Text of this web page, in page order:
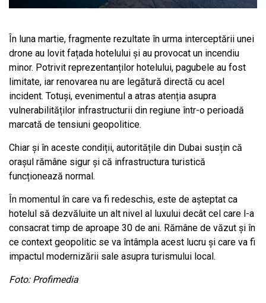
În luna martie, fragmente rezultate în urma interceptării unei
drone au lovit fațada hotelului și au provocat un incendiu
minor. Potrivit reprezentanților hotelului, pagubele au fost
limitate, iar renovarea nu are legătură directă cu acel
incident. Totuși, evenimentul a atras atenția asupra
vulnerabilităților infrastructurii din regiune într-o perioadă
marcată de tensiuni geopolitice.
Chiar și în aceste condiții, autoritățile din Dubai susțin că
orașul rămâne sigur și că infrastructura turistică
funcționează normal.
În momentul în care va fi redeschis, este de așteptat ca
hotelul să dezvăluite un alt nivel al luxului decât cel care l-a
consacrat timp de aproape 30 de ani. Rămâne de văzut și în
ce context geopolitic se va întâmpla acest lucru și care va fi
impactul modernizării sale asupra turismului local.
Foto: Profimedia